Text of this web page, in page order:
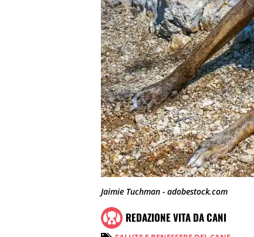
Jaimie Tuchman - adobestock.com
REDAZIONE VITA DA CANI